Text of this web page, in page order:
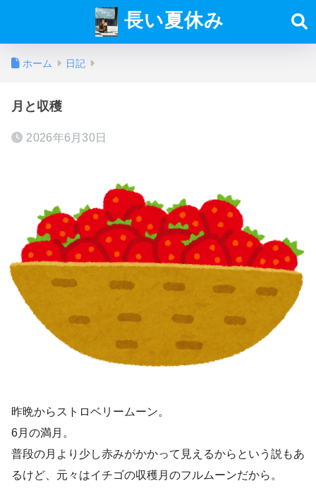
長い夏休み
ホーム 日記
月と収穫
2026年6月30日
昨晩からストロベリームーン。
6月の満月。
普段の月より少し赤みがかかって見えるからという説もあ
るけど、元々はイチゴの収穫月のフルムーンだから。